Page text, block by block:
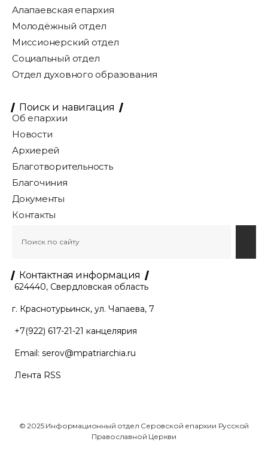
Алапаевская епархия
Молодёжный отдел
Миссионерский отдел
Социальный отдел
Отдел духовного образования
Поиск и навигация
Об епархии
Новости
Архиерей
Благотворительность
Благочиния
Документы
Контакты
Контактная информация
624440, Свердловская область
г. Краснотурьинск, ул. Чапаева, 7
+7(922) 617-21-21 канцелярия
Email: serov@mpatriarchia.ru
Лента RSS
© 2025 Информационный отдел Серовской епархии Русской
Православной Церкви